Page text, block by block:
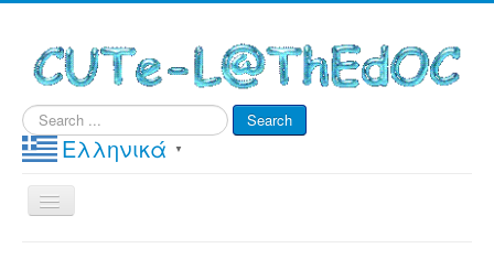
Search
...
Search
Ελληνικά ▼
Toggle
Navigation